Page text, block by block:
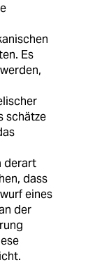
Es
schätze
derart
dass
eines
der